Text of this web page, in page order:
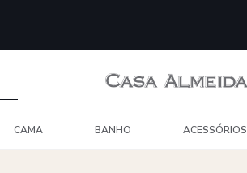
CAMA BANHO ACESSÓRIOS